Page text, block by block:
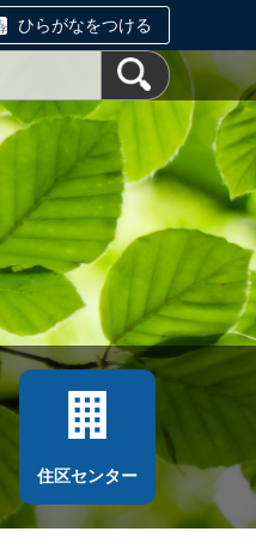
ひらがなをつける
住区センター